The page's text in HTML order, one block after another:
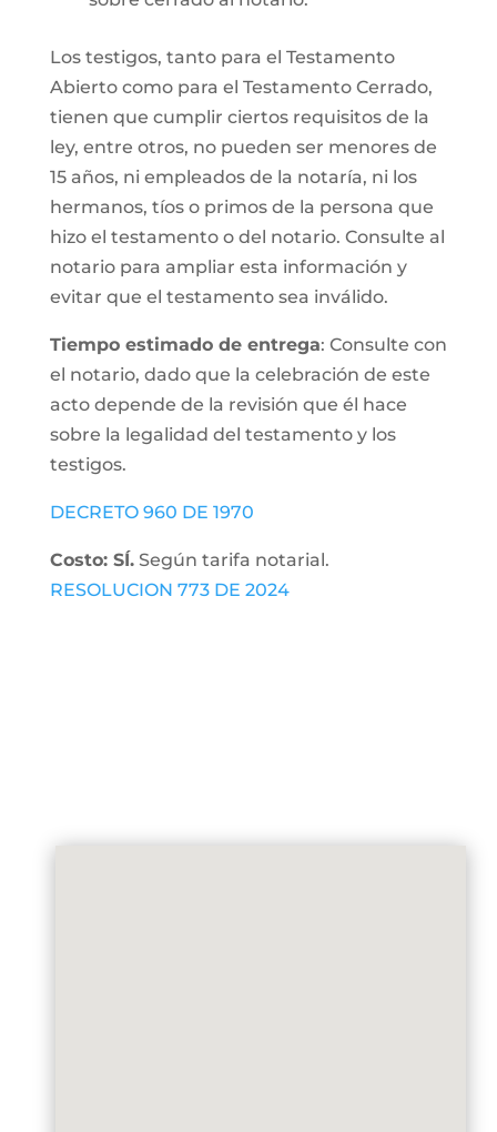
Los testigos, tanto para el Testamento
Abierto como para el Testamento Cerrado,
tienen que cumplir ciertos requisitos de la
ley, entre otros, no pueden ser menores de
15 años, ni empleados de la notaría, ni los
hermanos, tíos o primos de la persona que
hizo el testamento o del notario. Consulte al
notario para ampliar esta información y
evitar que el testamento sea inválido.
Tiempo estimado de entrega: Consulte con
el notario, dado que la celebración de este
acto depende de la revisión que él hace
sobre la legalidad del testamento y los
testigos.
DECRETO 960 DE 1970
Costo: SÍ.Según tarifa notarial.
RESOLUCION 773 DE 2024